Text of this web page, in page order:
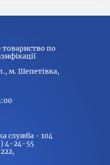
по
м. Шепетівка,
служба - 104
4-24-55